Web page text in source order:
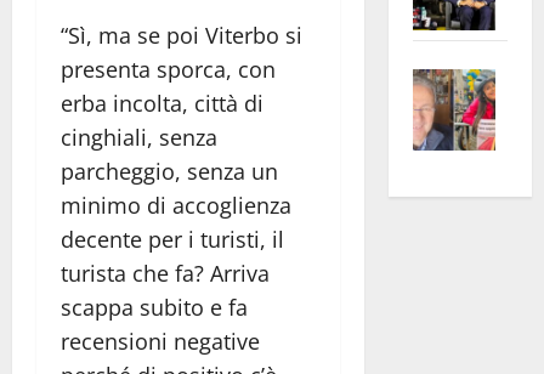
“Sì, ma se poi Viterbo si
presenta sporca, con
erba incolta, città di
cinghiali, senza
parcheggio, senza un
minimo di accoglienza
decente per i turisti, il
turista che fa? Arriva
scappa subito e fa
recensioni negative
euro
apre